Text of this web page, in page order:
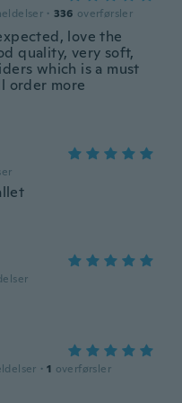
· 336 overførsler
love the
quality, very soft,
which is a must
order more
· 1 overførsler